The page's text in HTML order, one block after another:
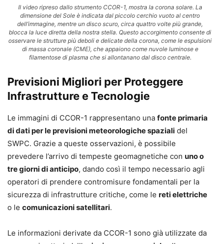
Il video ripreso dallo strumento CCOR-1, mostra la corona solare. La
dimensione del Sole è indicata dal piccolo cerchio vuoto al centro
dell’immagine, mentre un disco scuro, circa quattro volte più grande,
blocca la luce diretta della nostra stella. Questo accorgimento consente di
osservare le strutture più deboli e delicate della corona, come le espulsioni
di massa coronale (CME), che appaiono come nuvole luminose e
filamentose di plasma che si allontanano dal disco centrale.
Previsioni Migliori per Proteggere
Infrastrutture e Tecnologie
Le immagini di CCOR-1 rappresentano una fonte primaria
di dati per le previsioni meteorologiche spaziali del
SWPC. Grazie a queste osservazioni, è possibile
prevedere l’arrivo di tempeste geomagnetiche con uno o
tre giorni di anticipo, dando così il tempo necessario agli
operatori di prendere contromisure fondamentali per la
sicurezza di infrastrutture critiche, come le reti elettriche
o le comunicazioni satellitari.
Le informazioni derivate da CCOR-1 sono già utilizzate da